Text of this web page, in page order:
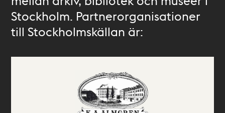
Stockholm. Partnerorganisationer
till Stockholmskällan är: